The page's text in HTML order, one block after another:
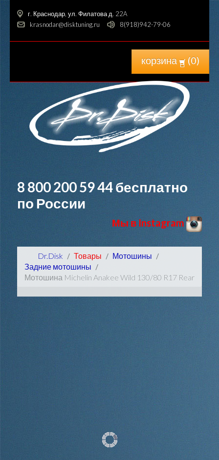
г. Краснодар, ул. Филатова д. 22A
krasnodar@disktuning.ru
8(918)942-79-06
корзина (0)
8 800 200 59 44бесплатно
по России
Мы в Instagram
Dr.Disk Товары
Мотошины
Задние мотошины
Мотошина Michelin Anakee Wild 130/80 R17 Rear